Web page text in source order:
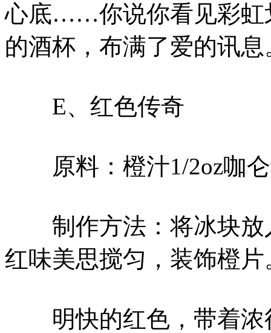
心底……你说你看见彩虹
的酒杯，布满了爱的讯息
E、红色传奇
原料：橙汁1/2oz咖仑
制作方法：将冰块放
红味美思搅匀，装饰橙片
明快的红色，带着浓